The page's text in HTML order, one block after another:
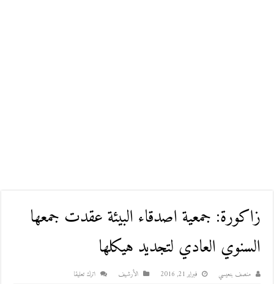
زاكورة: جمعية اصدقاء البيئة عقدت جمعها
السنوي العادي لتجديد هيكلها
منصف بنعيسي فبراير 21, 2016 اﻷرشيف اترك تعليقا